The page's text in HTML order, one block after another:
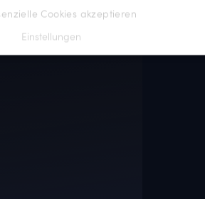
Cookies akzeptieren
Einstellungen